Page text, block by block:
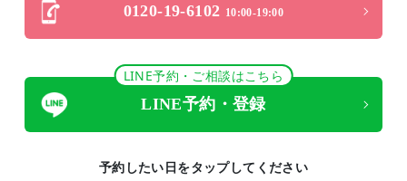
0120-19-6102 10:00-19:00
LINE予約・ご相談はこちら
LINE予約・登録
予約したい日をタップしてください